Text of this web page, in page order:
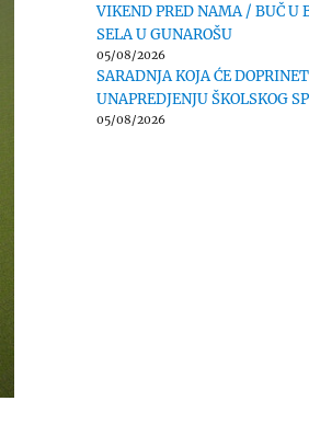
VIKEND PRED NAMA / BUČ U
SELA U GUNAROŠU
05/08/2026
SARADNJA KOJA ĆE
UNAPREDJENJU ŠKOLSKOG
05/08/2026